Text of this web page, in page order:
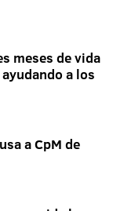
meses de vida
a los
a CpM de